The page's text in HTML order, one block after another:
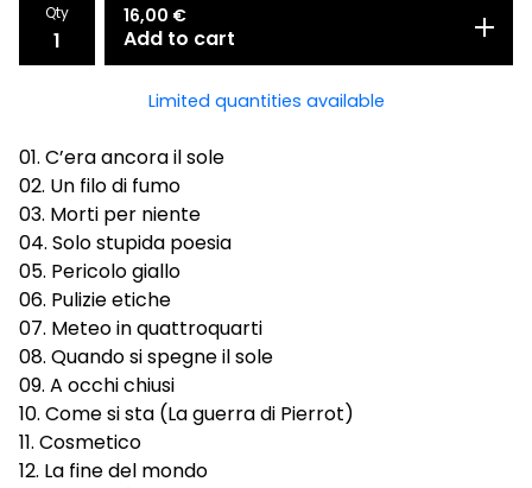
Qty 16,00 €
Add to cart
Limited quantities available
01. C’era ancora il sole
02. Un filo di fumo
03. Morti per niente
04. Solo stupida poesia
05. Pericolo giallo
06. Pulizie etiche
07. Meteo in quattroquarti
08. Quando si spegne il sole
09. A occhi chiusi
10. Come si sta (La guerra di Pierrot)
11. Cosmetico
12. La fine del mondo